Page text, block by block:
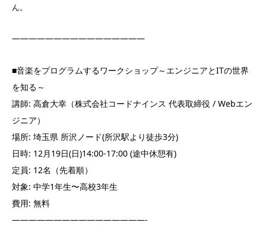
ん。
————————————————
■音楽をプログラムするワークショップ～エンジニアとITの世界
を知る～
講師: 高倉大幸（株式会社コードナインス 代表取締役 / Webエン
ジニア）
場所: 埼玉県 所沢ノード(所沢駅より徒歩3分)
日時: 12月19日(日)14:00-17:00 (途中休憩有)
定員: 12名（先着順）
対象: 中学1年生〜高校3年生
費用: 無料
————————————————-